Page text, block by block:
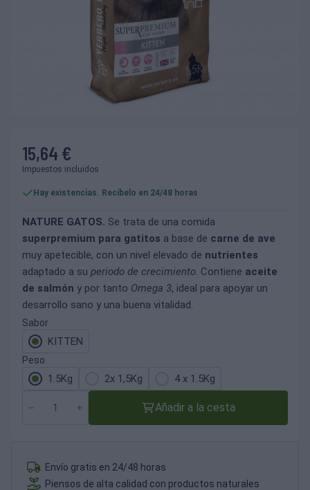
15,64 €
Impuestos incluidos
Hay existencias. Recíbelo en 24/48 horas
NATURE GATOS. Se trata de una comida
superpremium para gatitos a base de carne de ave
muy apetecible, con un nivel elevado de nutrientes
adaptado a su periodo de crecimiento. Contiene aceite
de salmón y por tanto Omega 3, ideal para apoyar un
desarrollo sano y una buena vitalidad.
Sabor
KITTEN
Peso
1.5Kg 2x 1,5Kg 4 x 1.5Kg
Añadir a la cesta
Envío gratis en 24/48 horas
Piensos de alta calidad con productos naturales